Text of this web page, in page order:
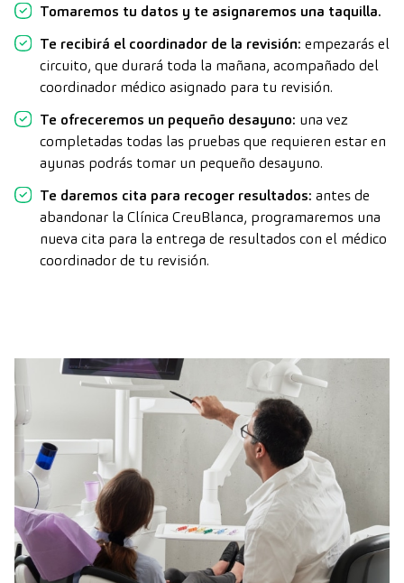
Tomaremos tu datos y te asignaremos una taquilla.
Te recibirá el coordinador de la revisión: empezarás el
circuito, que durará toda la mañana, acompañado del
coordinador médico asignado para tu revisión.
Te ofreceremos un pequeño desayuno: una vez
completadas todas las pruebas que requieren estar en
ayunas podrás tomar un pequeño desayuno.
Te daremos cita para recoger resultados: antes de
abandonar la Clínica CreuBlanca, programaremos una
nueva cita para la entrega de resultados con el médico
coordinador de tu revisión.